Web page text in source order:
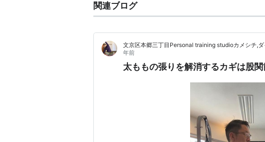
関連ブログ
文京区本郷三丁目Personal training studioカメシチ,
年前
太ももの張りを解消するカギは股